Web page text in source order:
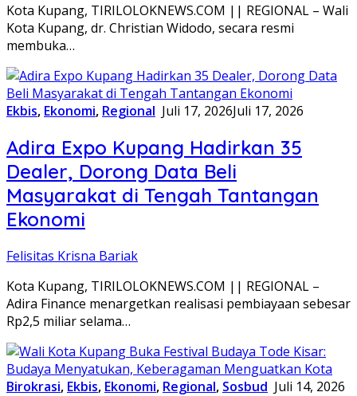
Kota Kupang, TIRILOLOKNEWS.COM || REGIONAL – Wali
Kota Kupang, dr. Christian Widodo, secara resmi
membuka…
Ekbis, Ekonomi, Regional Juli 17, 2026Juli 17, 2026
Adira Expo Kupang Hadirkan 35
Dealer, Dorong Data Beli
Masyarakat di Tengah Tantangan
Ekonomi
Felisitas Krisna Bariak
Kota Kupang, TIRILOLOKNEWS.COM || REGIONAL –
Adira Finance menargetkan realisasi pembiayaan sebesar
Rp2,5 miliar selama…
Birokrasi, Ekbis, Ekonomi, Regional, Sosbud Juli 14, 2026